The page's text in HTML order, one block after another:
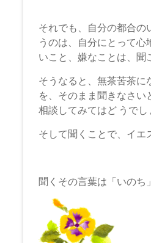
それでも、自分の都合の
うのは、自分にとって
いこと、嫌なことは、聞
そうなると、無茶苦茶に
を、そのまま聞きなさい
相談してみてはど うでし
そして聞くことで、イエ
聞くその言葉は「いのち